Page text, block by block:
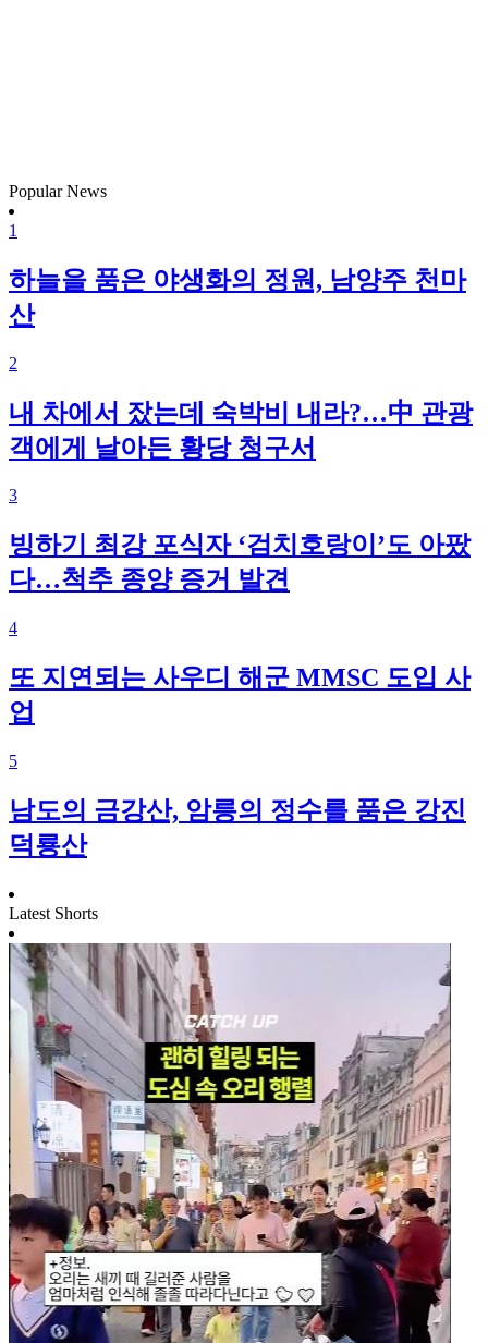
Popular News
1
하늘을 품은 야생화의 정원, 남양주 천마
산
2
내 차에서 잤는데 숙박비 내라?…中 관광
객에게 날아든 황당 청구서
3
빙하기 최강 포식자 ‘검치호랑이’도 아팠
다…척추 종양 증거 발견
4
또 지연되는 사우디 해군 MMSC 도입 사
업
5
남도의 금강산, 암릉의 정수를 품은 강진
덕룡산
Latest Shorts